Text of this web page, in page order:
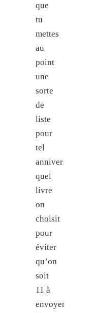
que
tu
mettes
au
point
une
sorte
de
liste
pour
tel
anniversaire
quel
livre
on
choisit
pour
éviter
qu’on
soit
11 à
envoyer